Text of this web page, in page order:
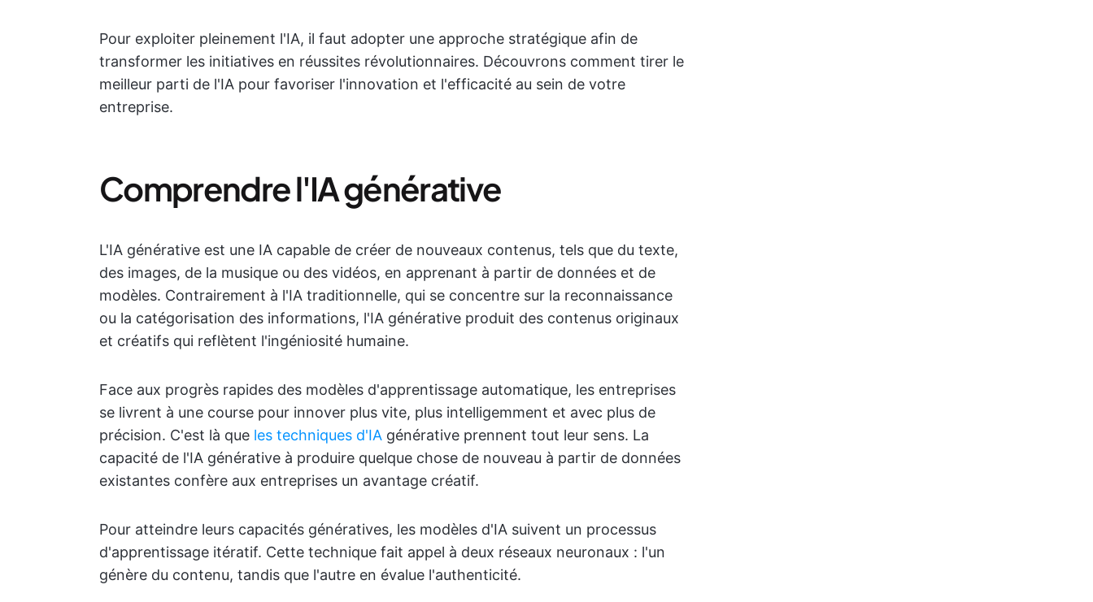
Pour exploiter pleinement l'IA, il faut adopter une approche stratégique afin de
transformer les initiatives en réussites révolutionnaires. Découvrons comment tirer le
meilleur parti de l'IA pour favoriser l'innovation et l'efficacité au sein de votre
entreprise.
Comprendre l'IA générative
L'IA générative est une IA capable de créer de nouveaux contenus, tels que du texte,
des images, de la musique ou des vidéos, en apprenant à partir de données et de
modèles. Contrairement à l'IA traditionnelle, qui se concentre sur la reconnaissance
ou la catégorisation des informations, l'IA générative produit des contenus originaux
et créatifs qui reflètent l'ingéniosité humaine.
Face aux progrès rapides des modèles d'apprentissage automatique, les entreprises
se livrent à une course pour innover plus vite, plus intelligemment et avec plus de
précision. C'est là que les techniques d'IA générative prennent tout leur sens. La
capacité de l'IA générative à produire quelque chose de nouveau à partir de données
existantes confère aux entreprises un avantage créatif.
Pour atteindre leurs capacités génératives, les modèles d'IA suivent un processus
d'apprentissage itératif. Cette technique fait appel à deux réseaux neuronaux : l'un
génère du contenu, tandis que l'autre en évalue l'authenticité.